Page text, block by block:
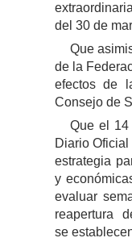
del 30 de
Que
de la
efectos de
Consejo de
Que el
Diario
estrategia
y
evaluar
reapertura
se